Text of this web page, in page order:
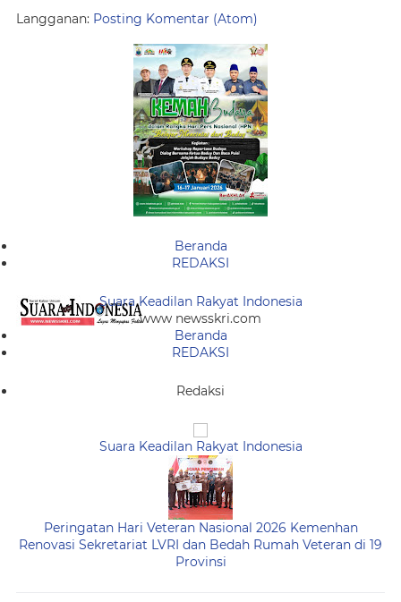
Langganan: Posting Komentar (Atom)
Beranda
REDAKSI
Suara Keadilan Rakyat Indonesia
www newsskri.com
Beranda
REDAKSI
Redaksi
Suara Keadilan Rakyat Indonesia
Peringatan Hari Veteran Nasional 2026 Kemenhan
Renovasi Sekretariat LVRI dan Bedah Rumah Veteran di 19
Provinsi